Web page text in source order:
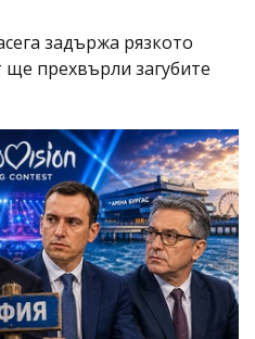
задържа рязкото
прехвърли загубите